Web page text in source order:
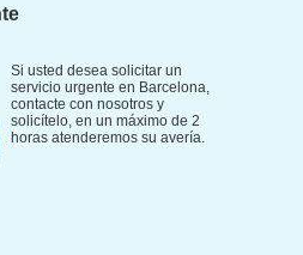
Si usted desea solicitar un
servicio urgente en Barcelona,
contacte con nosotros y
solicítelo, en un máximo de 2
horas atenderemos su avería.